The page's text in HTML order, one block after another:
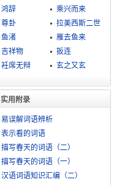
鸿辞
乘兴而来
尊卦
拉美西斯二世
鱼渚
雁去鱼来
吉祥物
扳连
衽席无辩
玄之又玄
实用附录
易误解词语辨析
表示看的词语
描写春天的词语（二）
描写春天的词语（一）
汉语词语知识汇编（二）